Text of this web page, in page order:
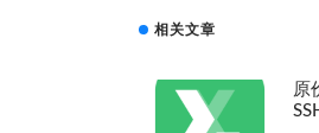
相关文章
原